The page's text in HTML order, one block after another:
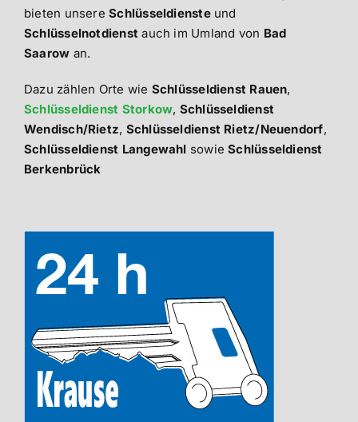
bieten unsereSchlüsseldiensteund
Schlüsselnotdienst auch im Umland von Bad
Saarow an.
Dazu zählen Orte wie Schlüsseldienst Rauen,
Schlüsseldienst Storkow, Schlüsseldienst
Wendisch/Rietz, Schlüsseldienst Rietz/Neuendorf,
Schlüsseldienst Langewahl sowieSchlüsseldienst
Berkenbrück